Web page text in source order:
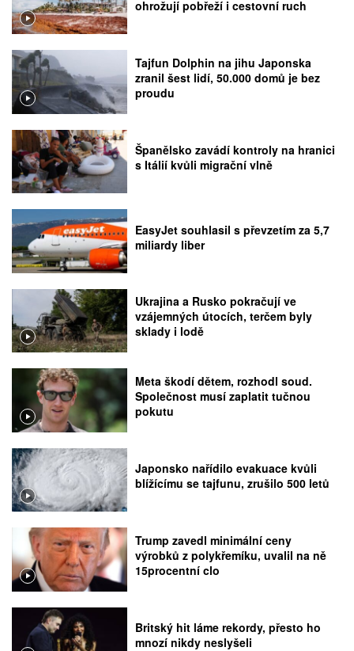
ohrožují pobřeží i cestovní ruch
Tajfun Dolphin na jihu Japonska
zranil šest lidí, 50.000 domů je bez
proudu
Španělsko zavádí kontroly na hranici
s Itálií kvůli migrační vlně
EasyJet souhlasil s převzetím za 5,7
miliardy liber
Ukrajina a Rusko pokračují ve
vzájemných útocích, terčem byly
sklady i lodě
Meta škodí dětem, rozhodl soud.
Společnost musí zaplatit tučnou
pokutu
Japonsko nařídilo evakuace kvůli
blížícímu se tajfunu, zrušilo 500 letů
Trump zavedl minimální ceny
výrobků z polykřemíku, uvalil na ně
15procentní clo
Britský hit láme rekordy, přesto ho
mnozí nikdy neslyšeli